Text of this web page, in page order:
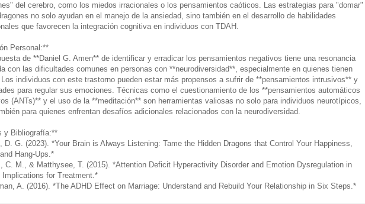
del cerebro, como los miedos irracionales o los pensamientos caóticos. Las estrategias para "domar"
no solo ayudan en el manejo de la ansiedad, sino también en el desarrollo de habilidades
que favorecen la integración cognitiva en individuos con TDAH.
Personal:**
de **Daniel G. Amen** de identificar y erradicar los pensamientos negativos tiene una resonancia
con las dificultades comunes en personas con **neurodiversidad**, especialmente en quienes tienen
individuos con este trastorno pueden estar más propensos a sufrir de **pensamientos intrusivos** y
para regular sus emociones. Técnicas como el cuestionamiento de los **pensamientos automáticos
(ANTs)** y el uso de la **meditación** son herramientas valiosas no solo para individuos neurotípicos,
para quienes enfrentan desafíos adicionales relacionados con la neurodiversidad.
y Bibliografía:**
D. G. (2023). *Your Brain is Always Listening: Tame the Hidden Dragons that Control Your Happiness,
Hang-Ups.*
C. M., & Matthysee, T. (2015). *Attention Deficit Hyperactivity Disorder and Emotion Dysregulation in
Implications for Treatment.*
A. (2016). *The ADHD Effect on Marriage: Understand and Rebuild Your Relationship in Six Steps.*